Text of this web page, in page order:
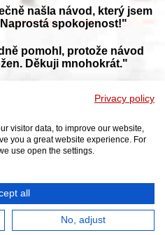
našla návod, který jsem
spokojenost!"
pomohl, protože návod
Děkuji mnohokrát."
v naší online knihovně, manuály a
nás!
PDF do češtiny
© 2026
Privacy policy
visitor data, to improve our website,
you a great website experience. For
use open the settings.
all
No, adjust